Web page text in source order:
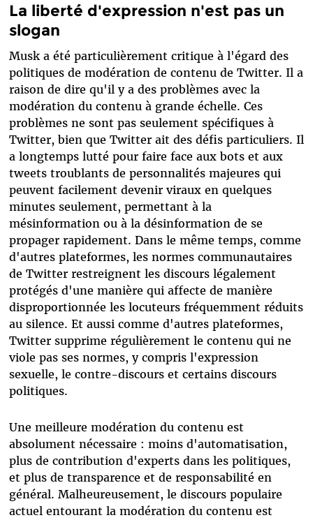
La liberté d'expression n'est pas un
slogan
Musk a été particulièrement critique à l'égard des
politiques de modération de contenu de Twitter. Il a
raison de dire qu'il y a des problèmes avec la
modération du contenu à grande échelle. Ces
problèmes ne sont pas seulement spécifiques à
Twitter, bien que Twitter ait des défis particuliers. Il
a longtemps lutté pour faire face aux bots et aux
tweets troublants de personnalités majeures qui
peuvent facilement devenir viraux en quelques
minutes seulement, permettant à la
mésinformation ou à la désinformation de se
propager rapidement. Dans le même temps, comme
d'autres plateformes, les normes communautaires
de Twitter restreignent les discours légalement
protégés d'une manière qui affecte de manière
disproportionnée les locuteurs fréquemment réduits
au silence. Et aussi comme d'autres plateformes,
Twitter supprime régulièrement le contenu qui ne
viole pas ses normes, y compris l'expression
sexuelle, le contre-discours et certains discours
politiques.
Une meilleure modération du contenu est
absolument nécessaire : moins d'automatisation,
plus de contribution d'experts dans les politiques,
et plus de transparence et de responsabilité en
général. Malheureusement, le discours populaire
actuel entourant la modération du contenu est